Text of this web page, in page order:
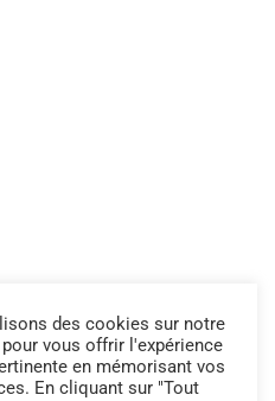
des cookies sur notre
vous offrir l'expérience
en mémorisant vos
En cliquant sur "Tout